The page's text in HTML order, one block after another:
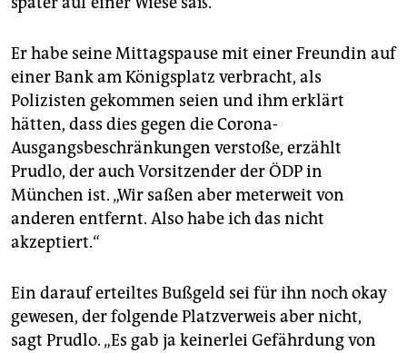
Er habe seine Mittagspause mit einer Freundin auf
einer Bank am Königsplatz verbracht, als
Polizisten gekommen seien und ihm erklärt
hätten, dass dies gegen die Corona-
Ausgangsbeschränkungen verstoße, erzählt
Prudlo, der auch Vorsitzender der ÖDP in
München ist. „Wir saßen aber meterweit von
anderen entfernt. Also habe ich das nicht
akzeptiert.“
Ein darauf erteiltes Bußgeld sei für ihn noch okay
gewesen, der folgende Platzverweis aber nicht,
sagt Prudlo. „Es gab ja keinerlei Gefährdung von